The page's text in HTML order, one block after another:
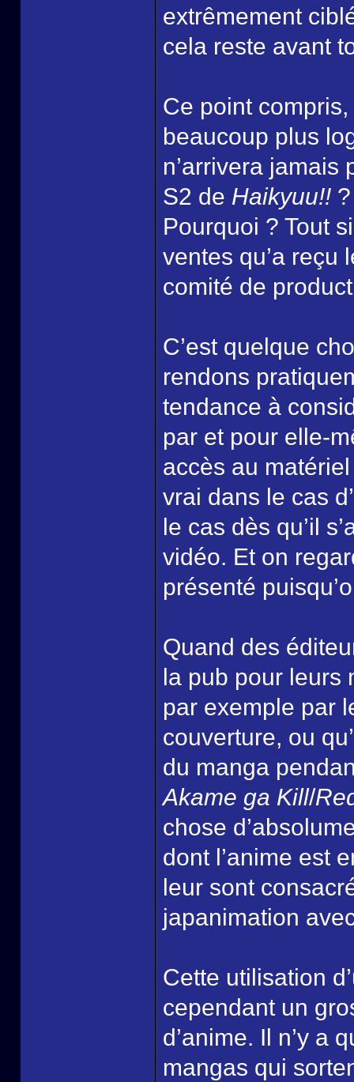
extrêmement
cela reste avant
Ce point
beaucoup plus
n’arrivera jamais
S2 de Haikyuu!!
Pourquoi ? Tout
ventes qu’a reçu
comité de
C’est quelque
rendons
tendance à
par et pour elle-
accès au
vrai dans le cas
le cas dès qu’il
vidéo. Et on
présenté
Quand des
la pub pour leurs
par exemple par
couverture, ou
du manga
Akame ga Kill/
chose
dont l’anime est
leur sont
japanimation
Cette utilisation
cependant un
d’anime. Il n’y a
mangas qui